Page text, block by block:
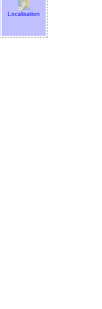
Localisation